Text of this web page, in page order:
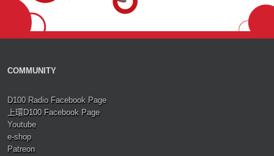
COMMUNITY
D100 Radio Facebook Page
上環D100 Facebook Page
Youtube
e-shop
Patreon